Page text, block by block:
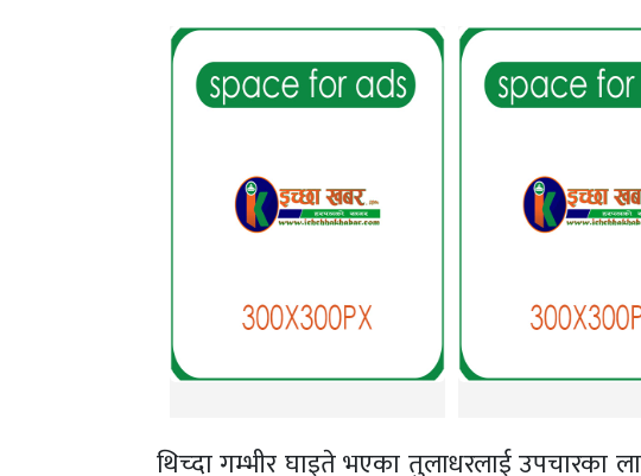
थिच्दा गम्भीर घाइते भएका तुलाधरलाई उपचारका